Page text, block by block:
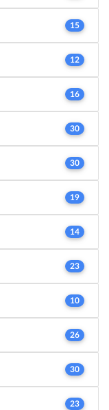
15
12
16
30
30
19
14
23
10
26
30
23